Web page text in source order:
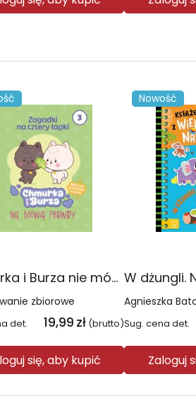
Chmurka i Burza nie mówią prawdy. Chmurka i Burza. Zagadki na cztery łapki
zbiorowe
det. 19,99 zł (brutto)
się, aby kupić
Nowość
Agnieszka
Sug. cena det.
Zaloguj